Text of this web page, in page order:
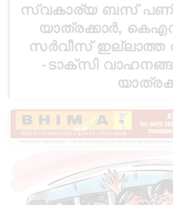
സ്വകാര്യ ബസ്
യാത്രക്കാർ,
സർവീസ് ഇല്ലാത്ത
-ടാക്സി